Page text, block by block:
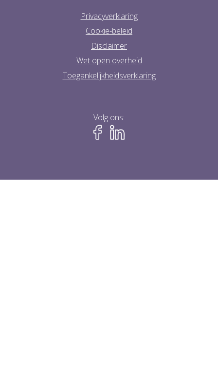
Privacyverklaring
Cookie-beleid
Disclaimer
Wet open overheid
Toegankelijkheidsverklaring
Volg ons: